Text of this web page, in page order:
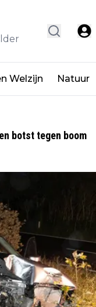
Welzijn Natuur
botst tegen boom